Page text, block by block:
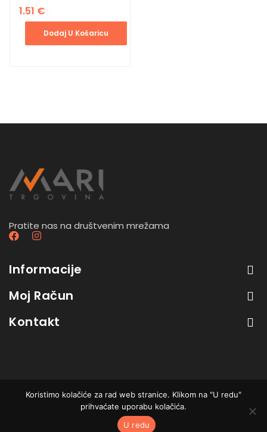
1.51 €
Dodaj U Košaricu
Pratite nas na društvenim mrežama
Informacije
Moj Račun
Kontakt
B2B trgovina - sve cijene su bez PDV-a. Developed
. All Rights Reserved.
Koristimo kolačiće za rad web stranice. Klikom na "U redu"
prihvaćate uporabu kolačića.
U redu